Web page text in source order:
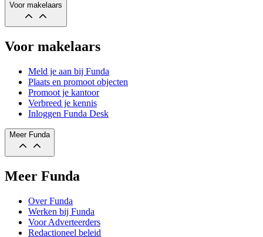
Voor makelaars
Voor makelaars
Meld je aan bij Funda
Plaats en promoot objecten
Promoot je kantoor
Verbreed je kennis
Inloggen Funda Desk
Meer Funda
Meer Funda
Over Funda
Werken bij Funda
Voor Adverteerders
Redactioneel beleid